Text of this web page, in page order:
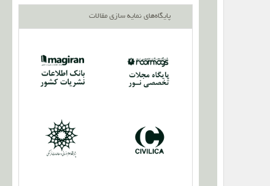
پایگاه‌های نمایه سازی مقالات